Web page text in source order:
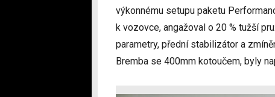
výkonnému setupu paketu
k vozovce, angažoval o 20 % tužší
parametry, přední stabilizátor a
Bremba se 400mm kotoučem, byly